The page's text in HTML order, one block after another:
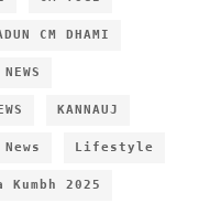
CM DHAMI
KANNAUJ
Lifestyle
Kumbh 2025